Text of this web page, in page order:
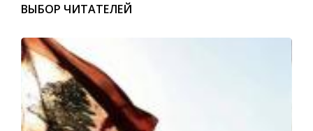
ВЫБОР ЧИТАТЕЛЕЙ